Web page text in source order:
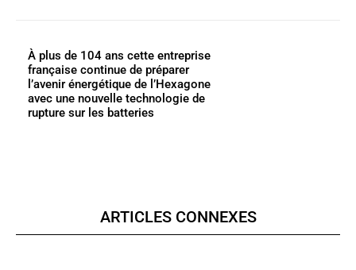
À plus de 104 ans cette entreprise
française continue de préparer
l’avenir énergétique de l’Hexagone
avec une nouvelle technologie de
rupture sur les batteries
ARTICLES CONNEXES